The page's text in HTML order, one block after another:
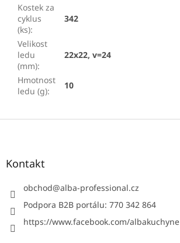
Kostek za
cyklus
(ks):
342
Velikost
ledu
(mm):
22x22, v=24
Hmotnost
ledu (g):
10
Z
Kontakt
obchod@alba-professional.cz
Podpora B2B portálu: 770 342 864
https://www.facebook.com/albakuchyne